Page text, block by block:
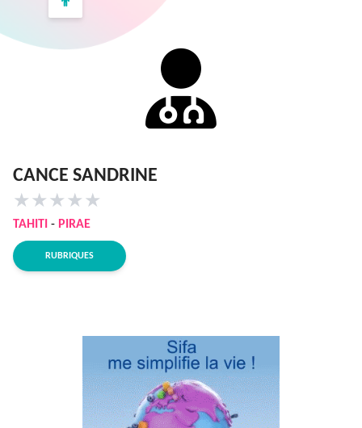
CANCE SANDRINE
★ ★ ★ ★ ★
TAHITI - PIRAE
RUBRIQUES